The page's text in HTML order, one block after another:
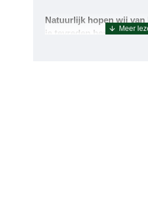
Natuurlijk hopen wij
je tevreden bent met uw